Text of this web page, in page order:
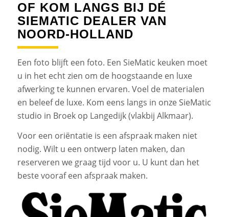
OF KOM LANGS BIJ DÉ
SIEMATIC DEALER VAN
NOORD-HOLLAND
Een foto blijft een foto. Een SieMatic keuken moet
u in het echt zien om de hoogstaande en luxe
afwerking te kunnen ervaren. Voel de materialen
en beleef de luxe. Kom eens langs in onze SieMatic
studio in Broek op Langedijk (vlakbij Alkmaar).
Voor een oriëntatie is een afspraak maken niet
nodig. Wilt u een ontwerp laten maken, dan
reserveren we graag tijd voor u. U kunt dan het
beste vooraf een afspraak maken.